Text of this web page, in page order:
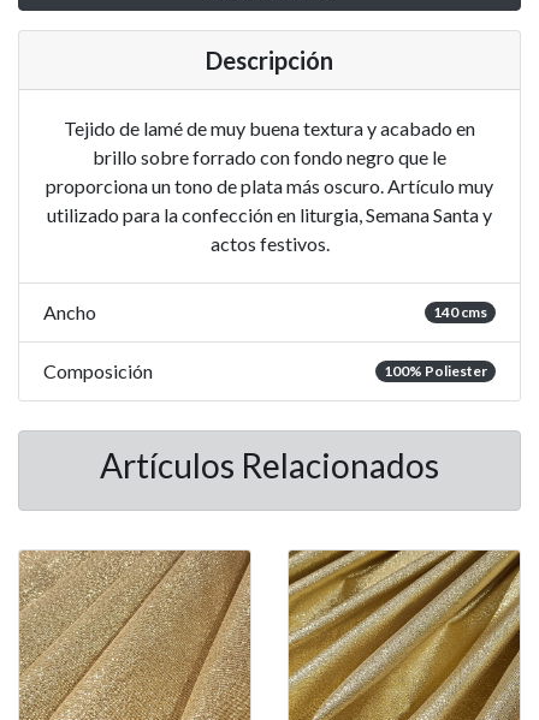
Descripción
Tejido de lamé de muy buena textura y acabado en
brillo sobre forrado con fondo negro que le
proporciona un tono de plata más oscuro. Artículo muy
utilizado para la confección en liturgia, Semana Santa y
actos festivos.
Ancho 140 cms
Composición 100% Poliester
Artículos Relacionados